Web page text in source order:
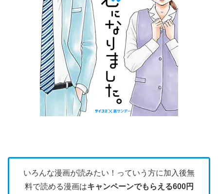
いろんな漫画が読みたい！っていう方に加入後無
料で読める漫画はキャンペーンでもらえる600円